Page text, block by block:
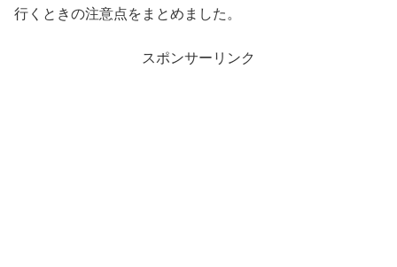
行くときの注意点をまとめました。
スポンサーリンク